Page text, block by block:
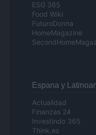
ESG 365
Food Wiki
FuturoDonna
HomeMagazine
Espana y
Actualidad
Finanzas 24
Investindo 365
Think.es